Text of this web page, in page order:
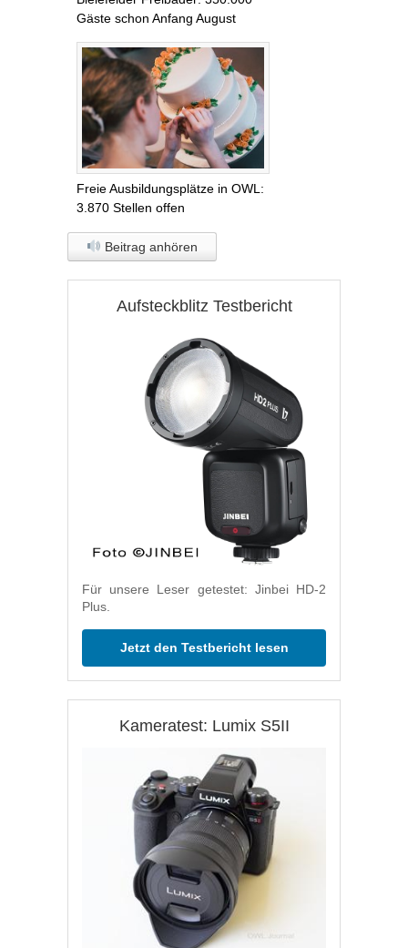
Gäste schon Anfang August
Freie Ausbildungsplätze in OWL:
3.870 Stellen offen
Beitrag anhören
Aufsteckblitz Testbericht
Für unsere Leser getestet: Jinbei HD-2
Plus.
Jetzt den Testbericht lesen
Kameratest: Lumix S5II